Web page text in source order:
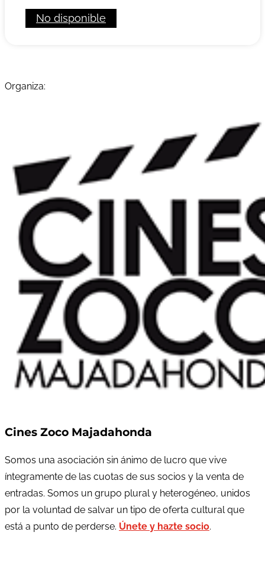
No disponible
Organiza:
Cines Zoco Majadahonda
Somos una asociación sin ánimo de lucro que vive
íntegramente de las cuotas de sus socios y la venta de
entradas. Somos un grupo plural y heterogéneo, unidos
por la voluntad de salvar un tipo de oferta cultural que
está a punto de perderse. Únete y hazte socio.